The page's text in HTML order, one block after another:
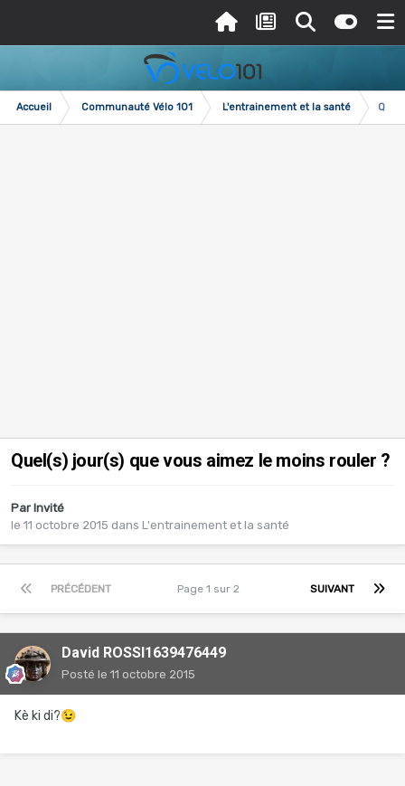
Accueil Communauté Vélo 101 L'entrainement et la santé
Quel(s) jour(s) que vous aimez le moins rouler ?
Par Invité
le 11 octobre 2015 dans L'entrainement et la santé
PRÉCÉDENT SUIVANT
Page 1 sur 2
David ROSSI1639476449
Posté le 11 octobre 2015
Kè ki di?😉